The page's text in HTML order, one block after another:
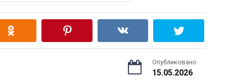
Опубликовано
15.05.2026